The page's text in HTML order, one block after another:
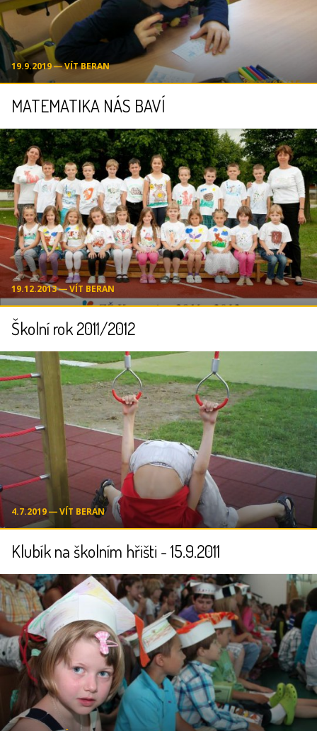
19.9.2019 ― VÍT BERAN
MATEMATIKA NÁS BAVÍ
19.12.2013 ― VÍT BERAN
Školní rok 2011/2012
4.7.2019 ― VÍT BERAN
Klubík na školním hřišti - 15.9.2011